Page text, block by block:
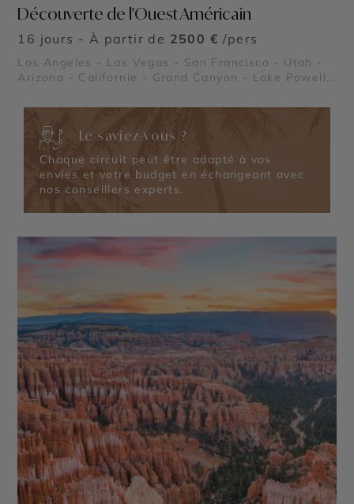
Découverte de l'Ouest Américain
16 jours - À partir de 2500 € /pers
Los Angeles - Las Vegas - San Francisco - Utah -
Arizona - Californie - Grand Canyon - Lake Powell
National de Yosemite - Bryce Canyon - Route 66 -
Le saviez-vous ?
Chaque circuit peut être adapté à vos
envies et votre budget en échangeant avec
nos conseillers experts.